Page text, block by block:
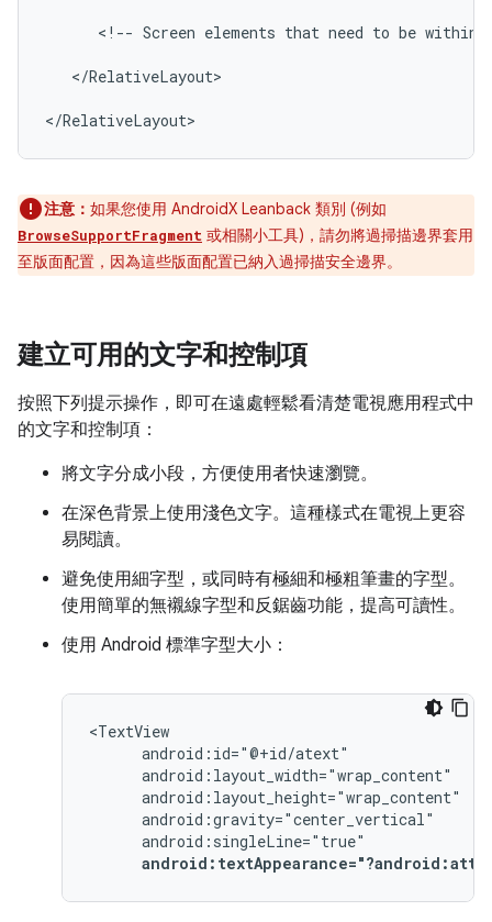
<!-- Screen elements that need to be within
</RelativeLayout>
</RelativeLayout>
注意： 如果您使用 AndroidX Leanback 類別 (例如
BrowseSupportFragment 或相關小工具)，請勿將過掃描邊界套用
至版面配置，因為這些版面配置已納入過掃描安全邊界。
建立可用的文字和控制項
按照下列提示操作，即可在遠處輕鬆看清楚電視應用程式中
的文字和控制項：
將文字分成小段，方便使用者快速瀏覽。
在深色背景上使用淺色文字。這種樣式在電視上更容
易閱讀。
避免使用細字型，或同時有極細和極粗筆畫的字型。
使用簡單的無襯線字型和反鋸齒功能，提高可讀性。
使用 Android 標準字型大小：
android:textAppearance="?android:attr/